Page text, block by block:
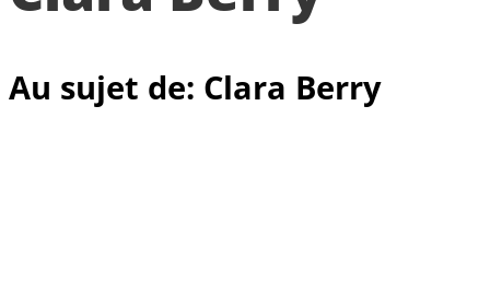
Au sujet de: Clara Berry